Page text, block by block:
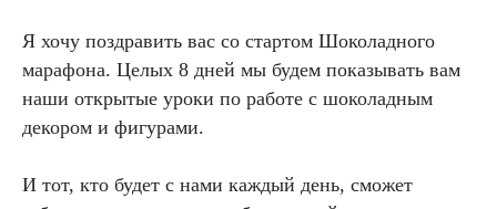
Я хочу поздравить вас со стартом Шоколадного
марафона. Целых 8 дней мы будем показывать вам
наши открытые уроки по работе с шоколадным
декором и фигурами.
И тот, кто будет с нами каждый день, сможет